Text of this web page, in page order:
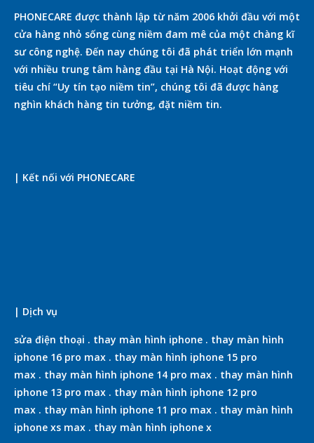
PHONECARE được thành lập từ năm 2006 khởi đầu với một
cửa hàng nhỏ sống cùng niềm đam mê của một chàng kĩ
sư công nghệ. Đến nay chúng tôi đã phát triển lớn mạnh
với nhiều trung tâm hàng đầu tại Hà Nội. Hoạt động với
tiêu chí “Uy tín tạo niềm tin”, chúng tôi đã được hàng
nghìn khách hàng tin tưởng, đặt niềm tin.
| Kết nối với PHONECARE
| Dịch vụ
sửa điện thoại . thay màn hình iphone . thay màn hình
iphone 16 pro max . thay màn hình iphone 15 pro
max . thay màn hình iphone 14 pro max . thay màn hình
iphone 13 pro max . thay màn hình iphone 12 pro
max . thay màn hình iphone 11 pro max . thay màn hình
iphone xs max . thay màn hình iphone x